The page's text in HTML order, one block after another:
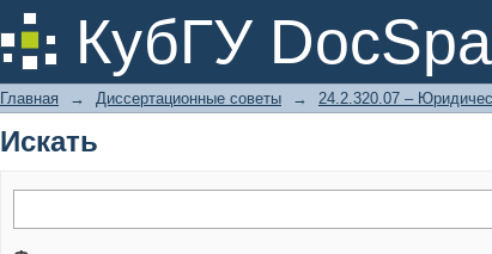
КубГУ
Искать
Главная → Диссертационные советы → 24.2.320.07 –
Искать